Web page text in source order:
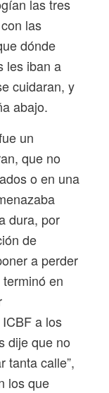
las tres
las
dónde
les iban a
cuidaran, y
abajo.
un
que no
o en una
dura, por
de
a perder
en
a los
dije que no
tanta calle”,
los que